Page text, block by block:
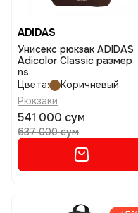
ADIDAS
Унисекс рюкзак ADIDAS
Adicolor Classic размер
ns
Цвета:
Коричневый
Рюкзаки
541 000 сум
637 000 сум